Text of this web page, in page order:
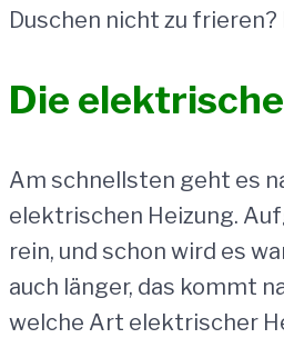
Duschen nicht zu frieren?
Die
Am schnellsten geht es
elektrischen Heizung.
rein, und schon wird es
auch länger, das kommt
welche Art elektrischer